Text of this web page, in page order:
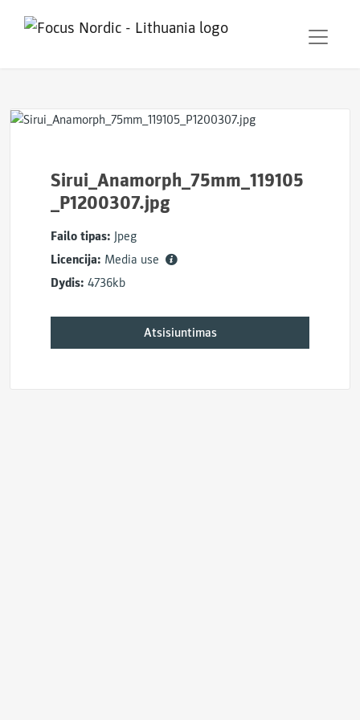
Sirui_Anamorph_75mm_119105
_P1200307.jpg
Failo tipas: Jpeg
Licencija: Media use
Dydis: 4736kb
Atsisiuntimas